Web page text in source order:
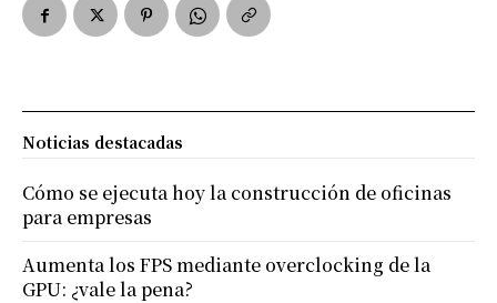
Noticias destacadas
Cómo se ejecuta hoy la construcción de oficinas
para empresas
Aumenta los FPS mediante overclocking de la
GPU: ¿vale la pena?